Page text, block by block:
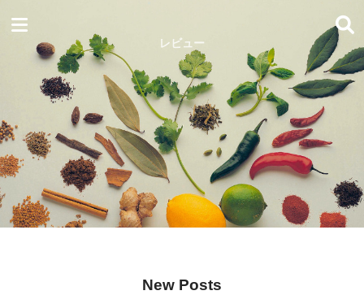
レビュー
New Posts